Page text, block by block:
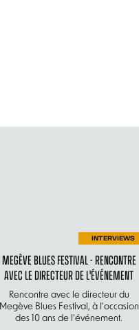
INTERVIEWS
MEGÈVE BLUES FESTIVAL - RENCONTRE
AVEC LE DIRECTEUR DE L'ÉVÉNEMENT
Rencontre avec le directeur du
Megève Blues Festival, à l'occasion
des 10 ans de l'événement.